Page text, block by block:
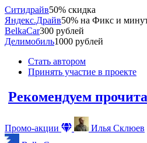
Ситидрайв50% скидка
Яндекс.Драйв50% на Фикс и
BelkaCar300 рублей
Делимобиль1000 рублей
Стать автором
Принять участие в проекте
Рекомендуем
Промо-акции Илья Склюев